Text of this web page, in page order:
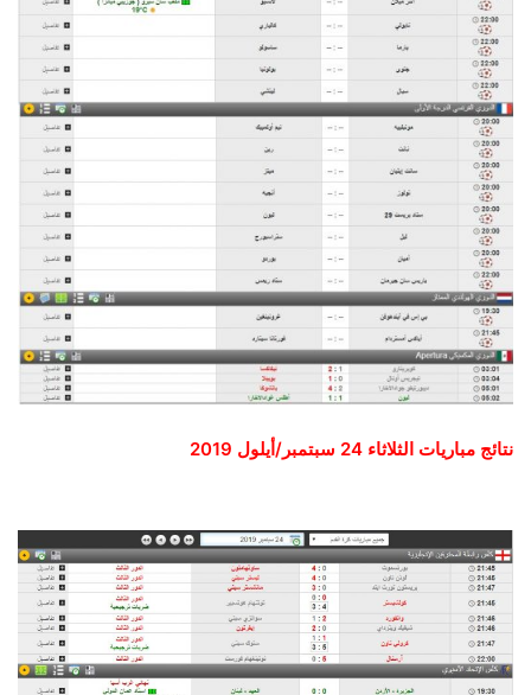
نتائج مباريات الثلاثاء 24 سبتمبر/أيلول 2019